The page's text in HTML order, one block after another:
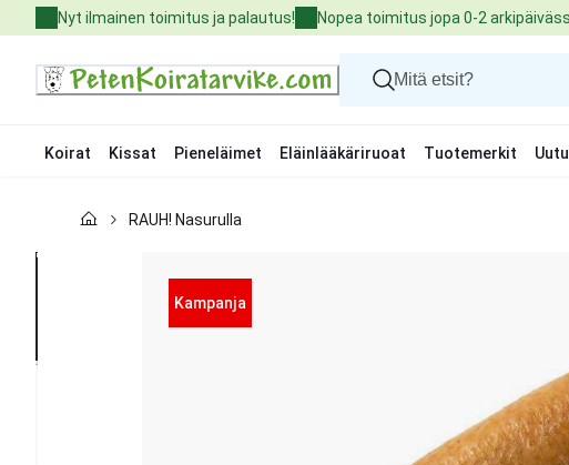
to
Nyt ilmainen toimitus ja palautus! Nopea toimitus jopa 0-2
Koirat Kissat Pieneläimet Eläinlääkäriruoat Tuotemerkit
Kissat
RAUH! Nasurulla
Kampanja